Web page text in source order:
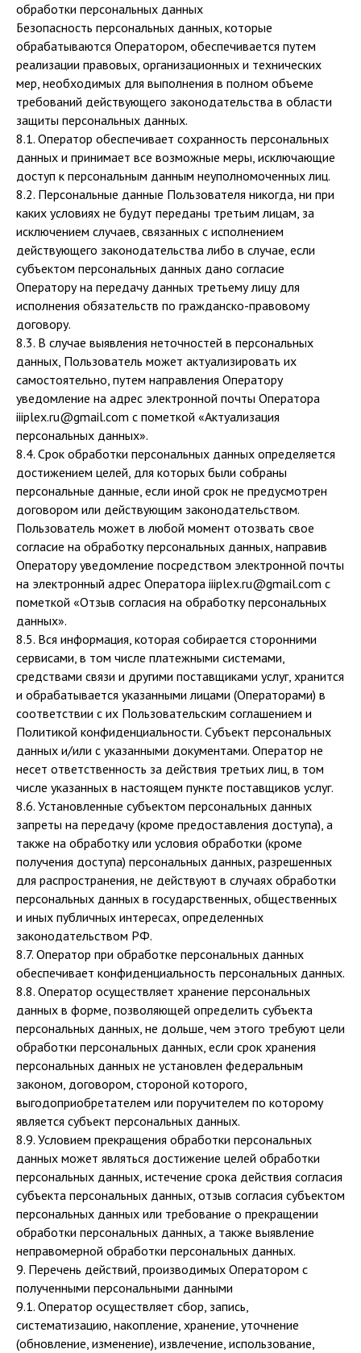
обработки персональных данных
Безопасность персональных данных, которые
обрабатываются Оператором, обеспечивается путем
реализации правовых, организационных и технических
мер, необходимых для выполнения в полном объеме
требований действующего законодательства в области
защиты персональных данных.
8.1. Оператор обеспечивает сохранность персональных
данных и принимает все возможные меры, исключающие
доступ к персональным данным неуполномоченных лиц.
8.2. Персональные данные Пользователя никогда, ни при
каких условиях не будут переданы третьим лицам, за
исключением случаев, связанных с исполнением
действующего законодательства либо в случае, если
субъектом персональных данных дано согласие
Оператору на передачу данных третьему лицу для
исполнения обязательств по гражданско-правовому
договору.
8.3. В случае выявления неточностей в персональных
данных, Пользователь может актуализировать их
самостоятельно, путем направления Оператору
уведомление на адрес электронной почты Оператора
iiiplex.ru@gmail.com с пометкой «Актуализация
персональных данных».
8.4. Срок обработки персональных данных определяется
достижением целей, для которых были собраны
персональные данные, если иной срок не предусмотрен
договором или действующим законодательством.
Пользователь может в любой момент отозвать свое
согласие на обработку персональных данных, направив
Оператору уведомление посредством электронной почты
на электронный адрес Оператора iiiplex.ru@gmail.com с
пометкой «Отзыв согласия на обработку персональных
данных».
8.5. Вся информация, которая собирается сторонними
сервисами, в том числе платежными системами,
средствами связи и другими поставщиками услуг, хранится
и обрабатывается указанными лицами (Операторами) в
соответствии с их Пользовательским соглашением и
Политикой конфиденциальности. Субъект персональных
данных и/или с указанными документами. Оператор не
несет ответственность за действия третьих лиц, в том
числе указанных в настоящем пункте поставщиков услуг.
8.6. Установленные субъектом персональных данных
запреты на передачу (кроме предоставления доступа), а
также на обработку или условия обработки (кроме
получения доступа) персональных данных, разрешенных
для распространения, не действуют в случаях обработки
персональных данных в государственных, общественных
и иных публичных интересах, определенных
законодательством РФ.
8.7. Оператор при обработке персональных данных
обеспечивает конфиденциальность персональных данных.
8.8. Оператор осуществляет хранение персональных
данных в форме, позволяющей определить субъекта
персональных данных, не дольше, чем этого требуют цели
обработки персональных данных, если срок хранения
персональных данных не установлен федеральным
законом, договором, стороной которого,
выгодоприобретателем или поручителем по которому
является субъект персональных данных.
8.9. Условием прекращения обработки персональных
данных может являться достижение целей обработки
персональных данных, истечение срока действия согласия
субъекта персональных данных, отзыв согласия субъектом
персональных данных или требование о прекращении
обработки персональных данных, а также выявление
неправомерной обработки персональных данных.
9. Перечень действий, производимых Оператором с
полученными персональными данными
9.1. Оператор осуществляет сбор, запись,
систематизацию, накопление, хранение, уточнение
(обновление, изменение), извлечение, использование,